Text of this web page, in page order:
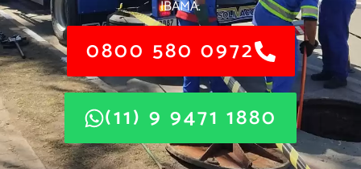
IBAMA.
0800 580 0972
(11) 9 9471 1880